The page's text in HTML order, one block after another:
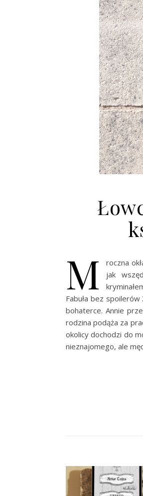
M
roczna
jak
Fabuła bez
bohaterce. Annie
rodzina podąża za
okolicy dochodzi do
nieznajomego, ale